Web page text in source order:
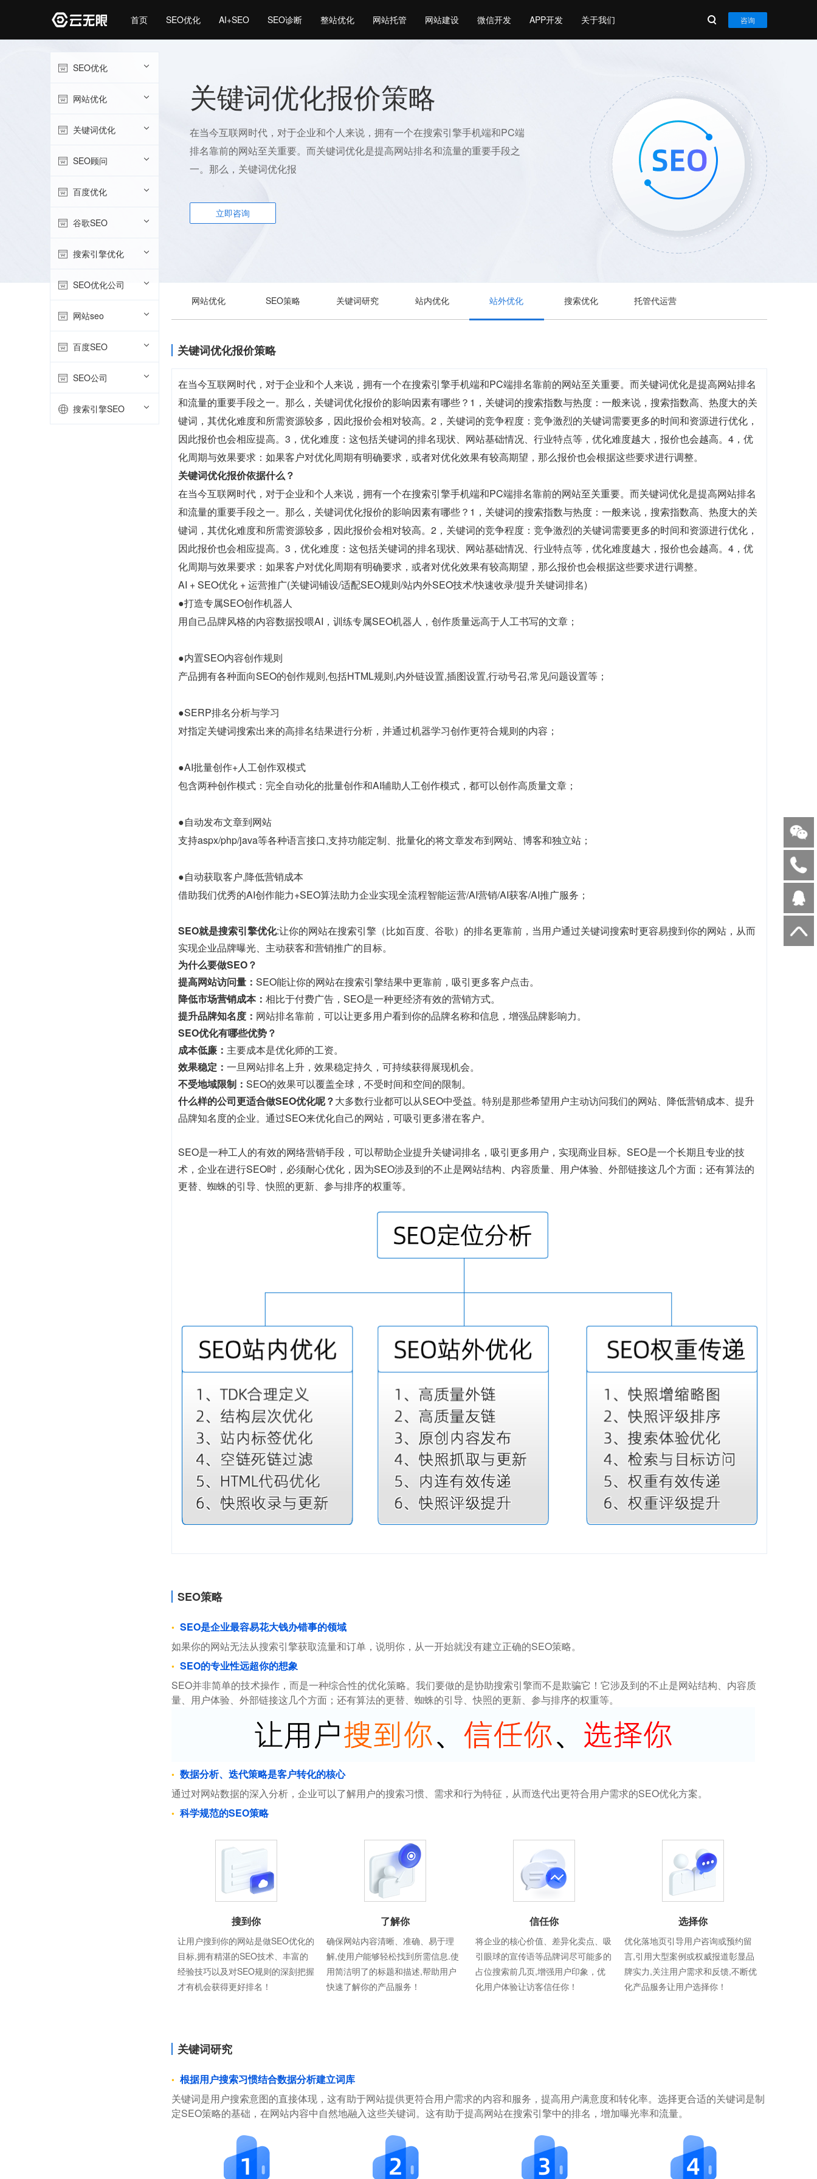
首页 SEO优化 AI+SEO SEO诊断 整站优化 网站托管 网站建设 微信开发 APP开发 关于我们 咨询
关键词优化报价策略
在当今互联网时代，对于企业和个人来说，拥有一个在搜索引擎手机端和PC端
排名靠前的网站至关重要。而关键词优化是提高网站排名和流量的重要手段之
一。那么，关键词优化报
立即咨询
SEO优化
网站优化
关键词优化
SEO顾问
百度优化
谷歌SEO
搜索引擎优化
SEO优化公司
网站seo
百度SEO
SEO公司
搜索引擎SEO
网站优化 SEO策略 关键词研究 站内优化 站外优化 搜索优化 托管代运营
关键词优化报价策略
在当今互联网时代，对于企业和个人来说，拥有一个在搜索引擎手机端和PC端排名靠前的网站至关重要。而关键词优化是提高网站排名
和流量的重要手段之一。那么，关键词优化报价的影响因素有哪些？1，关键词的搜索指数与热度：一般来说，搜索指数高、热度大的关
键词，其优化难度和所需资源较多，因此报价会相对较高。2，关键词的竞争程度：竞争激烈的关键词需要更多的时间和资源进行优化，
因此报价也会相应提高。3，优化难度：这包括关键词的排名现状、网站基础情况、行业特点等，优化难度越大，报价也会越高。4，优
化周期与效果要求：如果客户对优化周期有明确要求，或者对优化效果有较高期望，那么报价也会根据这些要求进行调整。
关键词优化报价依据什么？
在当今互联网时代，对于企业和个人来说，拥有一个在搜索引擎手机端和PC端排名靠前的网站至关重要。而关键词优化是提高网站排名
和流量的重要手段之一。那么，关键词优化报价的影响因素有哪些？1，关键词的搜索指数与热度：一般来说，搜索指数高、热度大的关
键词，其优化难度和所需资源较多，因此报价会相对较高。2，关键词的竞争程度：竞争激烈的关键词需要更多的时间和资源进行优化，
因此报价也会相应提高。3，优化难度：这包括关键词的排名现状、网站基础情况、行业特点等，优化难度越大，报价也会越高。4，优
化周期与效果要求：如果客户对优化周期有明确要求，或者对优化效果有较高期望，那么报价也会根据这些要求进行调整。
AI + SEO优化 + 运营推广(关键词铺设/适配SEO规则/站内外SEO技术/快速收录/提升关键词排名)
●打造专属SEO创作机器人
用自己品牌风格的内容数据投喂AI，训练专属SEO机器人，创作质量远高于人工书写的文章；
●内置SEO内容创作规则
产品拥有各种面向SEO的创作规则,包括HTML规则,内外链设置,插图设置,行动号召,常见问题设置等；
●SERP排名分析与学习
对指定关键词搜索出来的高排名结果进行分析，并通过机器学习创作更符合规则的内容；
●AI批量创作+人工创作双模式
包含两种创作模式：完全自动化的批量创作和AI辅助人工创作模式，都可以创作高质量文章；
●自动发布文章到网站
支持aspx/php/java等各种语言接口,支持功能定制、批量化的将文章发布到网站、博客和独立站；
●自动获取客户,降低营销成本
借助我们优秀的AI创作能力+SEO算法助力企业实现全流程智能运营/AI营销/AI获客/AI推广服务；
SEO就是搜索引擎优化:让你的网站在搜索引擎（比如百度、谷歌）的排名更靠前，当用户通过关键词搜索时更容易搜到你的网站，从而
实现企业品牌曝光、主动获客和营销推广的目标。
为什么要做SEO？
提高网站访问量： SEO能让你的网站在搜索引擎结果中更靠前，吸引更多客户点击。
降低市场营销成本： 相比于付费广告，SEO是一种更经济有效的营销方式。
提升品牌知名度： 网站排名靠前，可以让更多用户看到你的品牌名称和信息，增强品牌影响力。
SEO优化有哪些优势？
成本低廉： 主要成本是优化师的工资。
效果稳定： 一旦网站排名上升，效果稳定持久，可持续获得展现机会。
不受地域限制： SEO的效果可以覆盖全球，不受时间和空间的限制。
什么样的公司更适合做SEO优化呢？大多数行业都可以从SEO中受益。特别是那些希望用户主动访问我们的网站、降低营销成本、提升
品牌知名度的企业。通过SEO来优化自己的网站，可吸引更多潜在客户。
SEO是一种工人的有效的网络营销手段，可以帮助企业提升关键词排名，吸引更多用户，实现商业目标。SEO是一个长期且专业的技
术，企业在进行SEO时，必须耐心优化，因为SEO涉及到的不止是网站结构、内容质量、用户体验、外部链接这几个方面；还有算法的
更替、蜘蛛的引导、快照的更新、参与排序的权重等。
SEO策略
SEO是企业最容易花大钱办错事的领域
如果你的网站无法从搜索引擎获取流量和订单，说明你，从一开始就没有建立正确的SEO策略。
SEO的专业性远超你的想象
SEO并非简单的技术操作，而是一种综合性的优化策略。我们要做的是协助搜索引擎而不是欺骗它！它涉及到的不止是网站结构、内容质
量、用户体验、外部链接这几个方面；还有算法的更替、蜘蛛的引导、快照的更新、参与排序的权重等。
数据分析、迭代策略是客户转化的核心
通过对网站数据的深入分析，企业可以了解用户的搜索习惯、需求和行为特征，从而迭代出更符合用户需求的SEO优化方案。
科学规范的SEO策略
搜到你
让用户搜到你的网站是做SEO优化的
目标,拥有精湛的SEO技术、丰富的
经验技巧以及对SEO规则的深刻把握
才有机会获得更好排名！
了解你
确保网站内容清晰、准确、易于理
解,使用户能够轻松找到所需信息.使
用简洁明了的标题和描述,帮助用户
快速了解你的产品服务！
信任你
将企业的核心价值、差异化卖点、吸
引眼球的宣传语等品牌词尽可能多的
占位搜索前几页,增强用户印象，优
化用户体验让访客信任你！
选择你
优化落地页引导用户咨询或预约留
言,引用大型案例或权威报道彰显品
牌实力,关注用户需求和反馈,不断优
化产品服务让用户选择你！
关键词研究
根据用户搜索习惯结合数据分析建立词库
关键词是用户搜索意图的直接体现，这有助于网站提供更符合用户需求的内容和服务，提高用户满意度和转化率。选择更合适的关键词是制
定SEO策略的基础，在网站内容中自然地融入这些关键词。这有助于提高网站在搜索引擎中的排名，增加曝光率和流量。